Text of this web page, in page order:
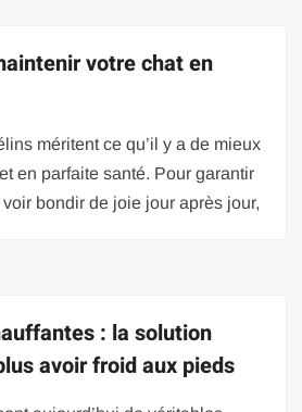
votre chat en
méritent ce qu’il y a de mieux
en parfaite santé. Pour garantir
bondir de joie jour après jour,
: la solution
avoir froid aux pieds